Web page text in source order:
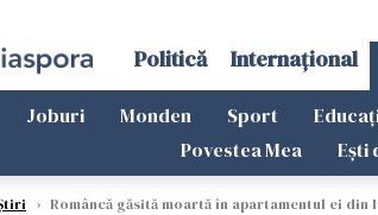
Politică Internațional
Joburi Monden Sport
Povestea Mea
Ești
› Româncă găsită moartă în apartamentul ei